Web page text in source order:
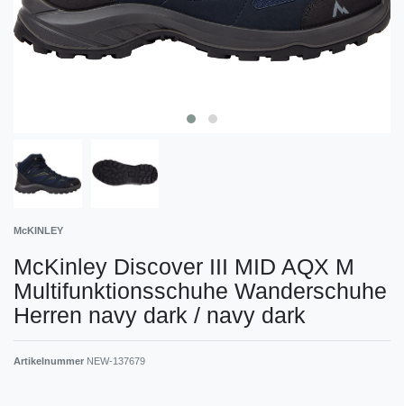
McKINLEY
McKinley Discover III MID AQX M
Multifunktionsschuhe Wanderschuhe
Herren navy dark / navy dark
Artikelnummer NEW-137679